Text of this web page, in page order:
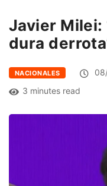
Javier Milei:
dura
NACIONALES
3 minutes read